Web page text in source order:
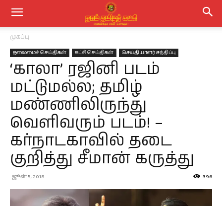
முகப்பு
தலைமைச் செய்திகள் கட்சி செய்திகள் செய்தியாளர் சந்திப்பு
‘காலா’ ரஜினி படம்
மட்டுமல்ல; தமிழ்
மண்ணிலிருந்து
வெளிவரும் படம்! –
கர்நாடகாவில் தடை
குறித்து சீமான் கருத்து
ஜூன் 5, 2018 396